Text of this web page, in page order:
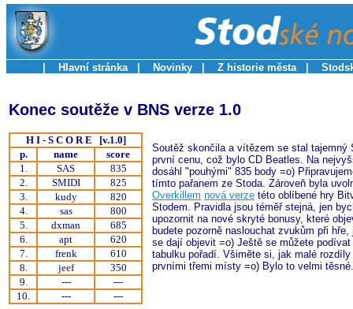
Hlavní stránka Novinky Z historie města
Konec soutěže v BNS verze 1.0
H I - S C O R E [v.1.0]
p.
name
score
1.
SAS
835
2.
SMIDI
825
3.
kudy
820
4.
sas
800
5.
dxman
685
6.
apt
620
7.
frenk
610
8.
jeef
350
9.
---
---
10.
--- ---
Soutěž skončila a vítězem se stal tajemný
první cenu, což bylo CD Beatles. Na
dosáhl "pouhými" 835 body =o)
tímto pařanem ze Stoda. Zároveň byla
Overkillem nová verze této oblíbené hry
Stodem. Pravidla jsou téměř stejná, jen
upozornit na nové skryté bonusy, které
budete pozorně naslouchat zvukům při
se dají objevit =o) Ještě se můžete podívat
tabulku pořadí. Všiměte si, jak malé
prvními třemi místy =o) Bylo to velmi těsné.